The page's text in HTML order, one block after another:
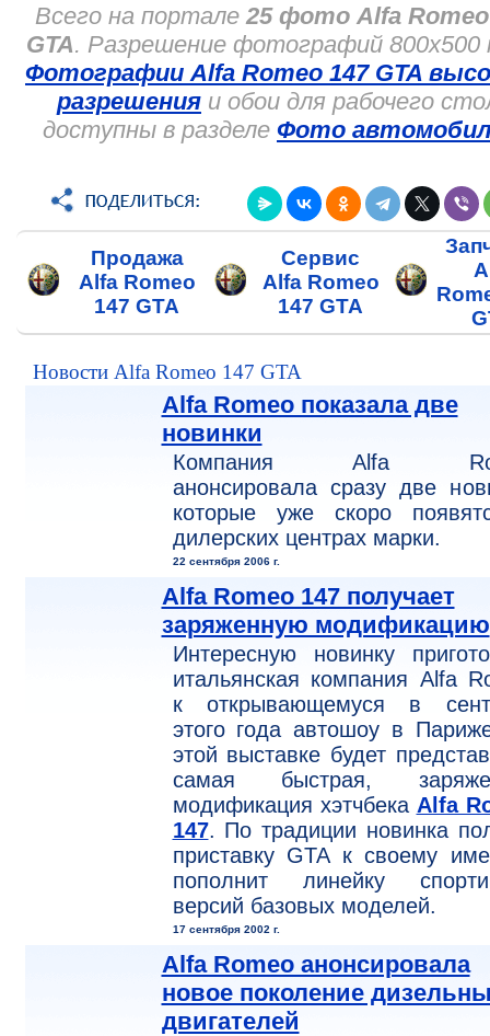
Всего на портале 25 фото Alfa Romeo
GTA. Разрешение фотографий 800x500
Фотографии Alfa Romeo 147 GTA
разрешения и обои для рабочего
доступны в разделе Фото
Продажа
Alfa Romeo
147 GTA
Сервис
Alfa Romeo
147 GTA
Новости Alfa Romeo 147 GTA
Alfa Romeo показала две
новинки
Компания Alfa
анонсировала сразу две
которые уже скоро
дилерских центрах марки.
22 сентября 2006 г.
Alfa Romeo 147 получает
заряженную модификацию
Интересную новинку
итальянская компания Alfa
к открывающемуся в
этого года автошоу в
этой выставке будет
самая быстрая,
модификация хэтчбека Alfa
147. По традиции новинка
приставку GTA к своему
пополнит линейку
версий базовых моделей.
17 сентября 2002 г.
Alfa Romeo анонсировала
новое поколение
двигателей